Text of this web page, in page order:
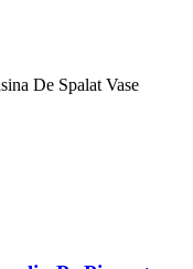
De Spalat Vase